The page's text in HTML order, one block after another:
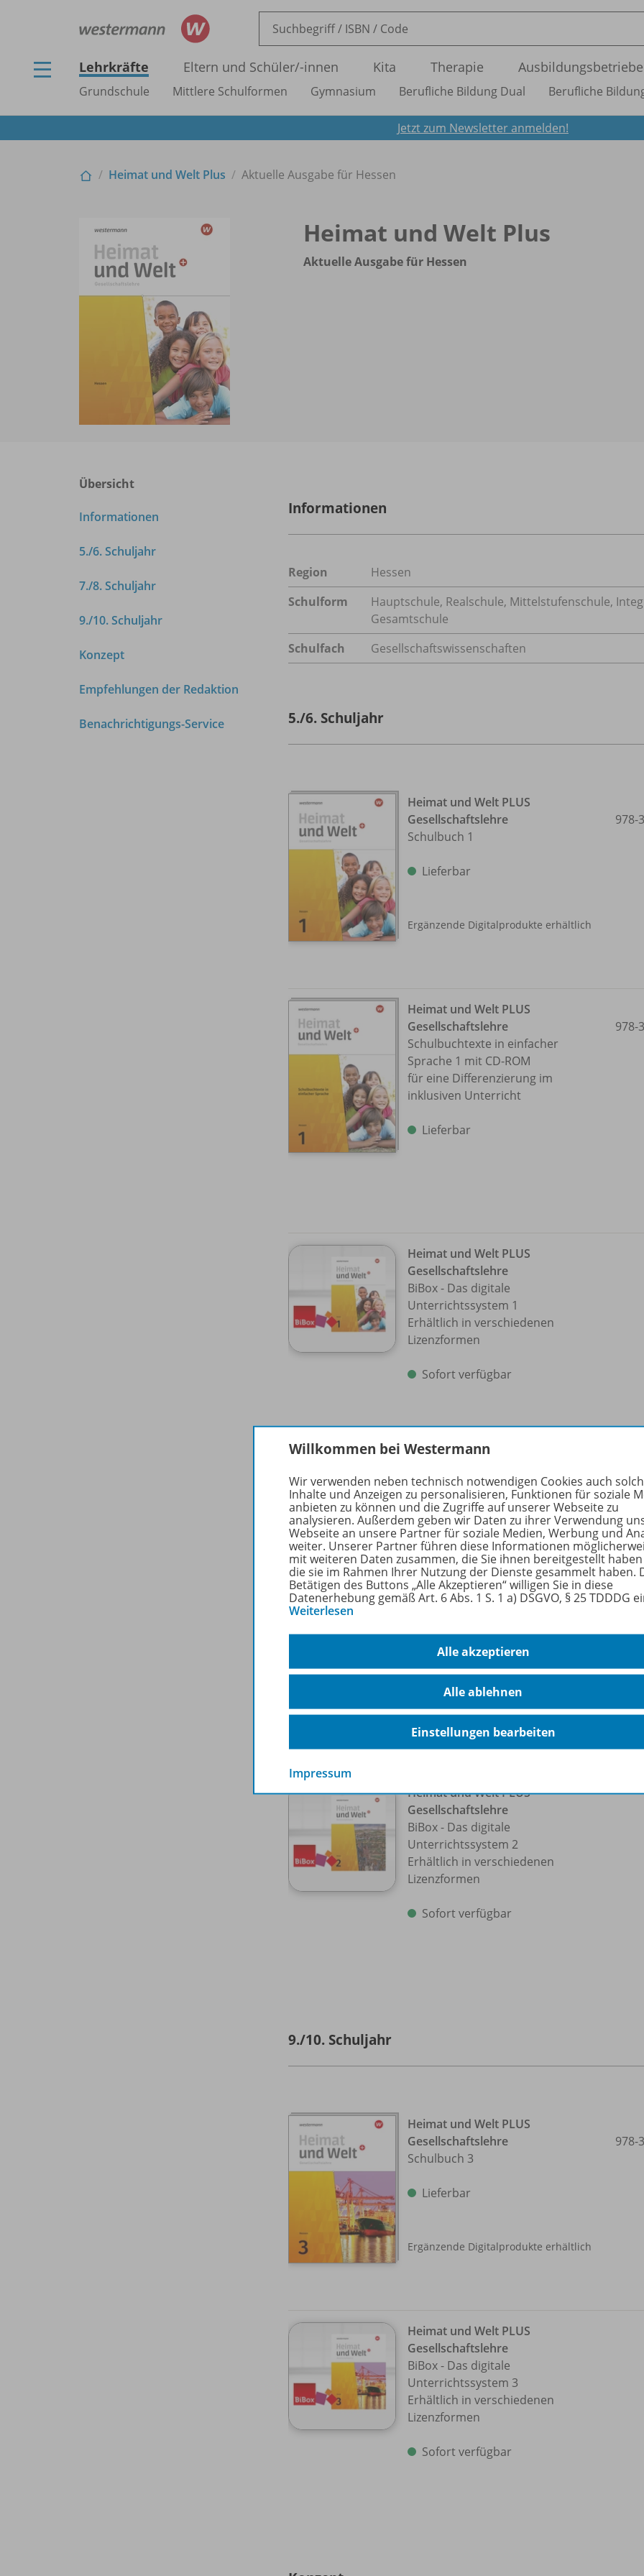
Lehrkräfte Eltern und Schüler/-innen Kita Therapie Ausbildungsbetriebe
Grundschule Mittlere Schulformen Gymnasium Berufliche Bildung Dual Berufliche
Jetzt zum Newsletter anmelden!
Heimat und Welt Plus Aktuelle Ausgabe für Hessen
Heimat und Welt Plus
Aktuelle Ausgabe für Hessen
Übersicht
Informationen
5./6. Schuljahr
7./8. Schuljahr
9./10. Schuljahr
Konzept
Empfehlungen der Redaktion
Benachrichtigungs-Service
Informationen
Region
Hessen
Schulform
Hauptschule, Realschule, Mittelstufenschule,
Gesamtschule
Schulfach
Gesellschaftswissenschaften
5./6. Schuljahr
Heimat und Welt PLUS
Gesellschaftslehre
Schulbuch 1
Lieferbar
Ergänzende Digitalprodukte erhältlich
978-
Heimat und Welt PLUS
Gesellschaftslehre
Schulbuchtexte in einfacher
Sprache 1 mit CD-ROM
für eine Differenzierung im
inklusiven Unterricht
Lieferbar
978-
Heimat und Welt PLUS
Gesellschaftslehre
BiBox - Das digitale
Unterrichtssystem 1
Erhältlich in verschiedenen
Lizenzformen
Sofort verfügbar
7./8. Schuljahr
Heimat und Welt PLUS
Gesellschaftslehre
Lieferbar
Ergänzende Digitalprodukte erhältlich
978-
Heimat und Welt PLUS
Gesellschaftslehre
BiBox - Das digitale
Unterrichtssystem 2
Erhältlich in verschiedenen
Lizenzformen
Sofort verfügbar
9./10. Schuljahr
Heimat und Welt PLUS
Gesellschaftslehre
Schulbuch 3
Lieferbar
Ergänzende Digitalprodukte erhältlich
978-
Heimat und Welt PLUS
Gesellschaftslehre
BiBox - Das digitale
Unterrichtssystem 3
Erhältlich in verschiedenen
Lizenzformen
Sofort verfügbar
Willkommen bei Westermann
Wir verwenden neben technisch notwendigen Cookies auch
Inhalte und Anzeigen zu personalisieren, Funktionen für soziale
anbieten zu können und die Zugriffe auf unserer Webseite zu
analysieren. Außerdem geben wir Daten zu ihrer Verwendung
Webseite an unsere Partner für soziale Medien, Werbung und
weiter. Unserer Partner führen diese Informationen
mit weiteren Daten zusammen, die Sie ihnen bereitgestellt
die sie im Rahmen Ihrer Nutzung der Dienste gesammelt haben.
Betätigen des Buttons „Alle Akzeptieren“ willigen Sie in diese
Datenerhebung gemäß Art. 6 Abs. 1 S. 1 a) DSGVO, § 25 TDDDG
Weiterlesen
Alle akzeptieren
Alle ablehnen
Einstellungen bearbeiten
Impressum